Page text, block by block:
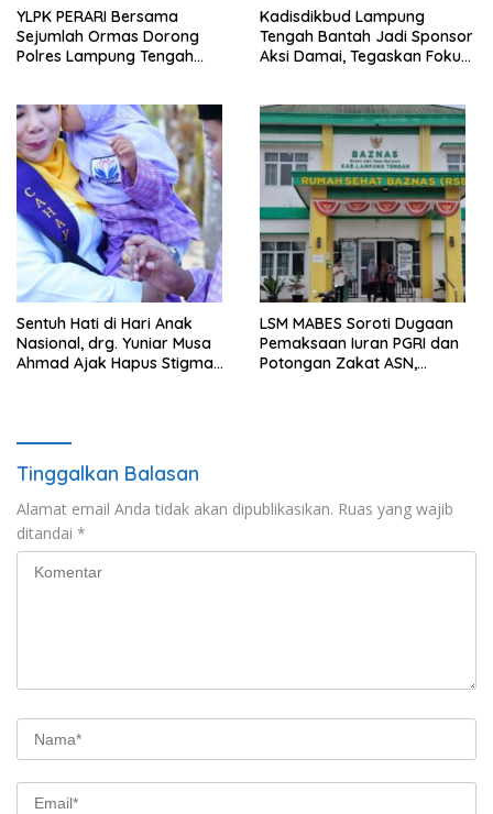
YLPK PERARI Bersama
Sejumlah Ormas Dorong
Polres Lampung Tengah
Pelanggaran UU ITE
Kadisdikbud Lampung
Tengah Bantah Jadi Sponsor
Aksi Damai, Tegaskan Fokus
Sentuh Hati di Hari Anak
Nasional, drg. Yuniar Musa
Ahmad Ajak Hapus Stigma
LSM MABES Soroti Dugaan
Pemaksaan Iuran PGRI dan
Potongan Zakat ASN,
Tinggalkan Balasan
Alamat email Anda tidak akan dipublikasikan. Ruas yang wajib
ditandai *